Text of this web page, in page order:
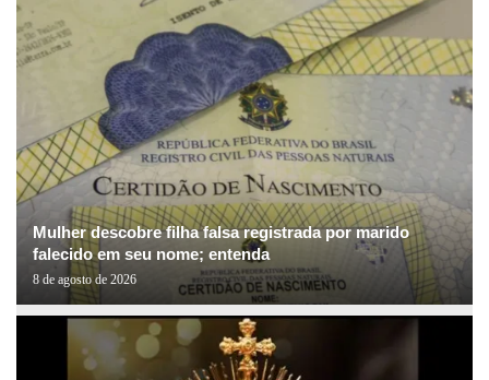
Mulher descobre filha falsa registrada por marido
falecido em seu nome; entenda
8 de agosto de 2026